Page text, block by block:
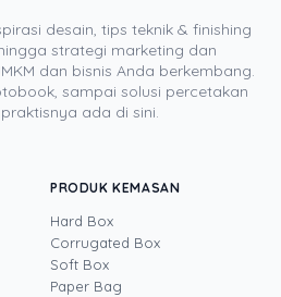
oleh tanah.
yang sulit terurai dan
Setidaknya Anda
hal kebaikan demi
di bumi. Satu tindakan,
Kemasanhanya diUprint.id
desain, tips teknik & finishing
strategi marketing dan
dan bisnis Anda berkembang.
sampai solusi percetakan
ada di sini.
PRODUK KEMASAN
Hard Box
Corrugated Box
Soft Box
Paper Bag